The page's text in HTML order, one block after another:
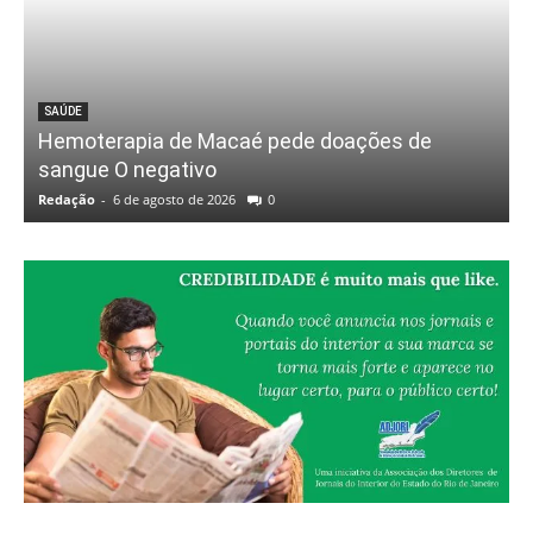
SAÚDE
Hemoterapia de Macaé pede doações de
sangue O negativo
Redação - 6 de agosto de 2026 0